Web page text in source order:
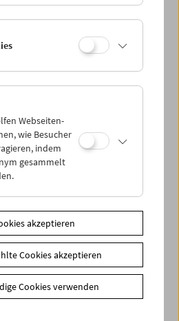
Zehnerblock nutzen.
und weitere Freikarten
werden. Die Ausgabe erfolgt
unseren Tickets und
Webseiten-
wie Besucher
indem
gesammelt
akzeptieren
Cookies akzeptieren
Cookies verwenden